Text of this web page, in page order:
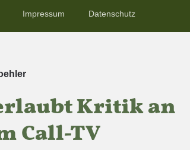
Impressum Datenschutz
Kritik an
Call-TV